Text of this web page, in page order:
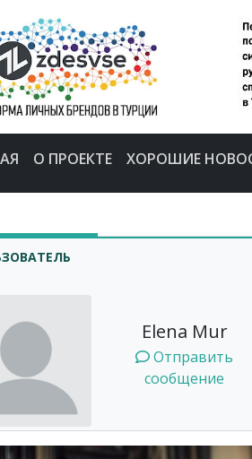
О ПРОЕКТЕ ХОРОШИЕ
Elena Mur
Отправить
сообщение